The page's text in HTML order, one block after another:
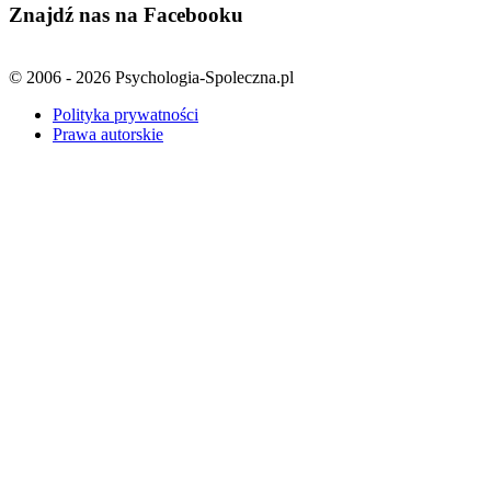
Znajdź nas na Facebooku
© 2006 - 2026 Psychologia-Spoleczna.pl
Polityka prywatności
Prawa autorskie